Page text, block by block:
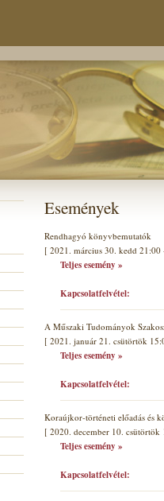
Események
Rendhagyó könyvbemutatók
[ 2021. március 30. kedd
Teljes esemény »
Kapcsolatfelvétel:
A Műszaki Tudományok
[ 2021. január 21. csütörtök
Teljes esemény »
Kapcsolatfelvétel:
Koraújkor-történeti előadás és
[ 2020. december 10. csütörtök
Teljes esemény »
Kapcsolatfelvétel: